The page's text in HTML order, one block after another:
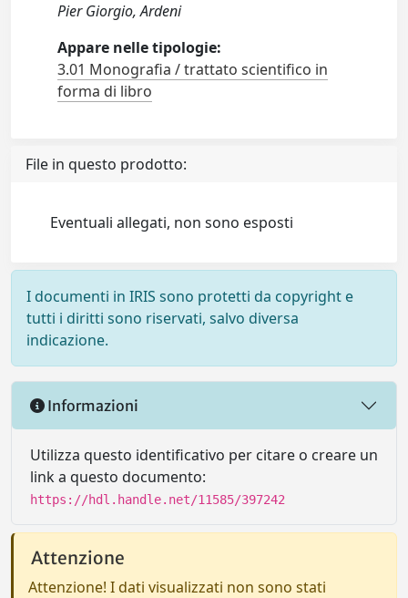
Pier Giorgio, Ardeni
Appare nelle tipologie:
3.01 Monografia / trattato scientifico in
forma di libro
File in questo prodotto:
Eventuali allegati, non sono esposti
I documenti in IRIS sono protetti da copyright e
tutti i diritti sono riservati, salvo diversa
indicazione.
Informazioni
Utilizza questo identificativo per citare o creare un
link a questo documento:
https://hdl.handle.net/11585/397242
Attenzione
Attenzione! I dati visualizzati non sono stati